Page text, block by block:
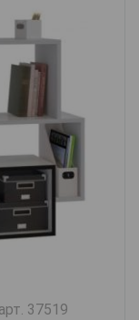
арт. 37519